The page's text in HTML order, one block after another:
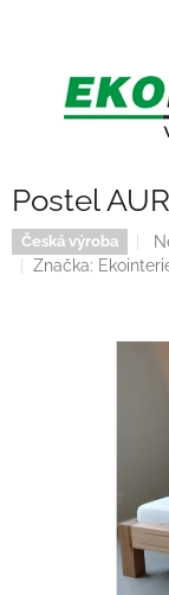
Postel
Česká výroba
Značka: